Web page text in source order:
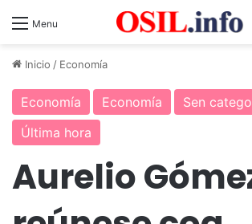
Menu
Inicio / Economía
Economía Economía
Sen
Última hora
Aurelio